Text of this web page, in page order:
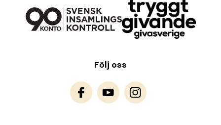
Följ oss